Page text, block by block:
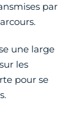
par
une large
les
pour se